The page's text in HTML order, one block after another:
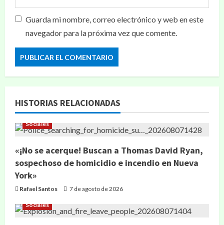
Guarda mi nombre, correo electrónico y web en este
navegador para la próxima vez que comente.
HISTORIAS RELACIONADAS
Sociales
«¡No se acerque! Buscan a Thomas David Ryan,
sospechoso de homicidio e incendio en Nueva
York»
Rafael Santos 7 de agosto de 2026
Sociales